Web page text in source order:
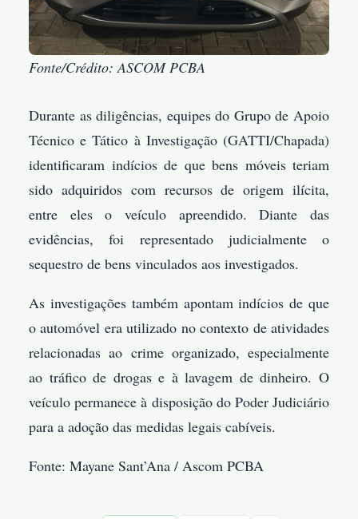
Fonte/Crédito: ASCOM PCBA
Durante as diligências, equipes do Grupo de Apoio
Técnico e Tático à Investigação (GATTI/Chapada)
identificaram indícios de que bens móveis teriam
sido adquiridos com recursos de origem ilícita,
entre eles o veículo apreendido. Diante das
evidências, foi representado judicialmente o
sequestro de bens vinculados aos investigados.
As investigações também apontam indícios de que
o automóvel era utilizado no contexto de atividades
relacionadas ao crime organizado, especialmente
ao tráfico de drogas e à lavagem de dinheiro. O
veículo permanece à disposição do Poder Judiciário
para a adoção das medidas legais cabíveis.
Fonte: Mayane Sant’Ana / Ascom PCBA